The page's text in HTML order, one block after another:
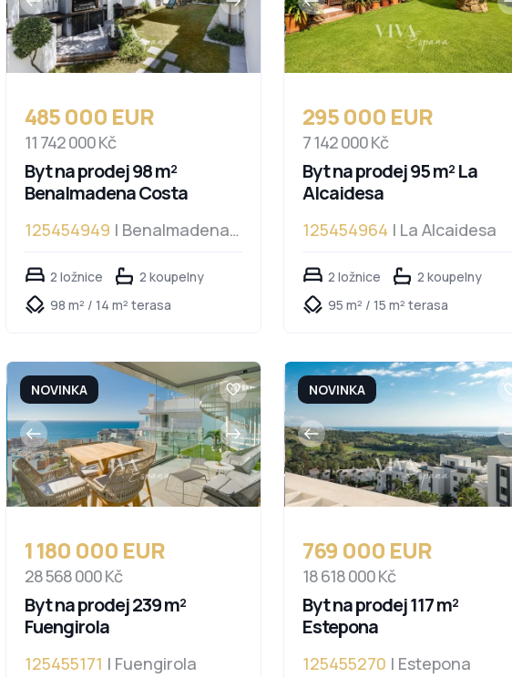
485 000 EUR
11 742 000 Kč
Byt na prodej 98 m²
Benalmadena Costa
125454949 | Benalmadena
2 ložnice
2 koupelny
98 m² / 14 m² terasa
295 000 EUR
7 142 000 Kč
Byt na prodej 95 m² La
Alcaidesa
125454964 | La Alcaidesa
2 ložnice
2 koupelny
95 m² / 15 m² terasa
NOVINKA
1 180 000 EUR
28 568 000 Kč
Byt na prodej 239 m²
Fuengirola
125455171 | Fuengirola
NOVINKA
769 000 EUR
18 618 000 Kč
Byt na prodej 117 m²
Estepona
125455270 | Estepona